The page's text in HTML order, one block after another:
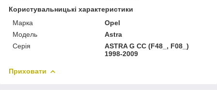
Користувальницькі характеристики
Марка
Opel
Модель
Astra
Серія
ASTRA G CC (F48_, F08_)
1998-2009
Приховати